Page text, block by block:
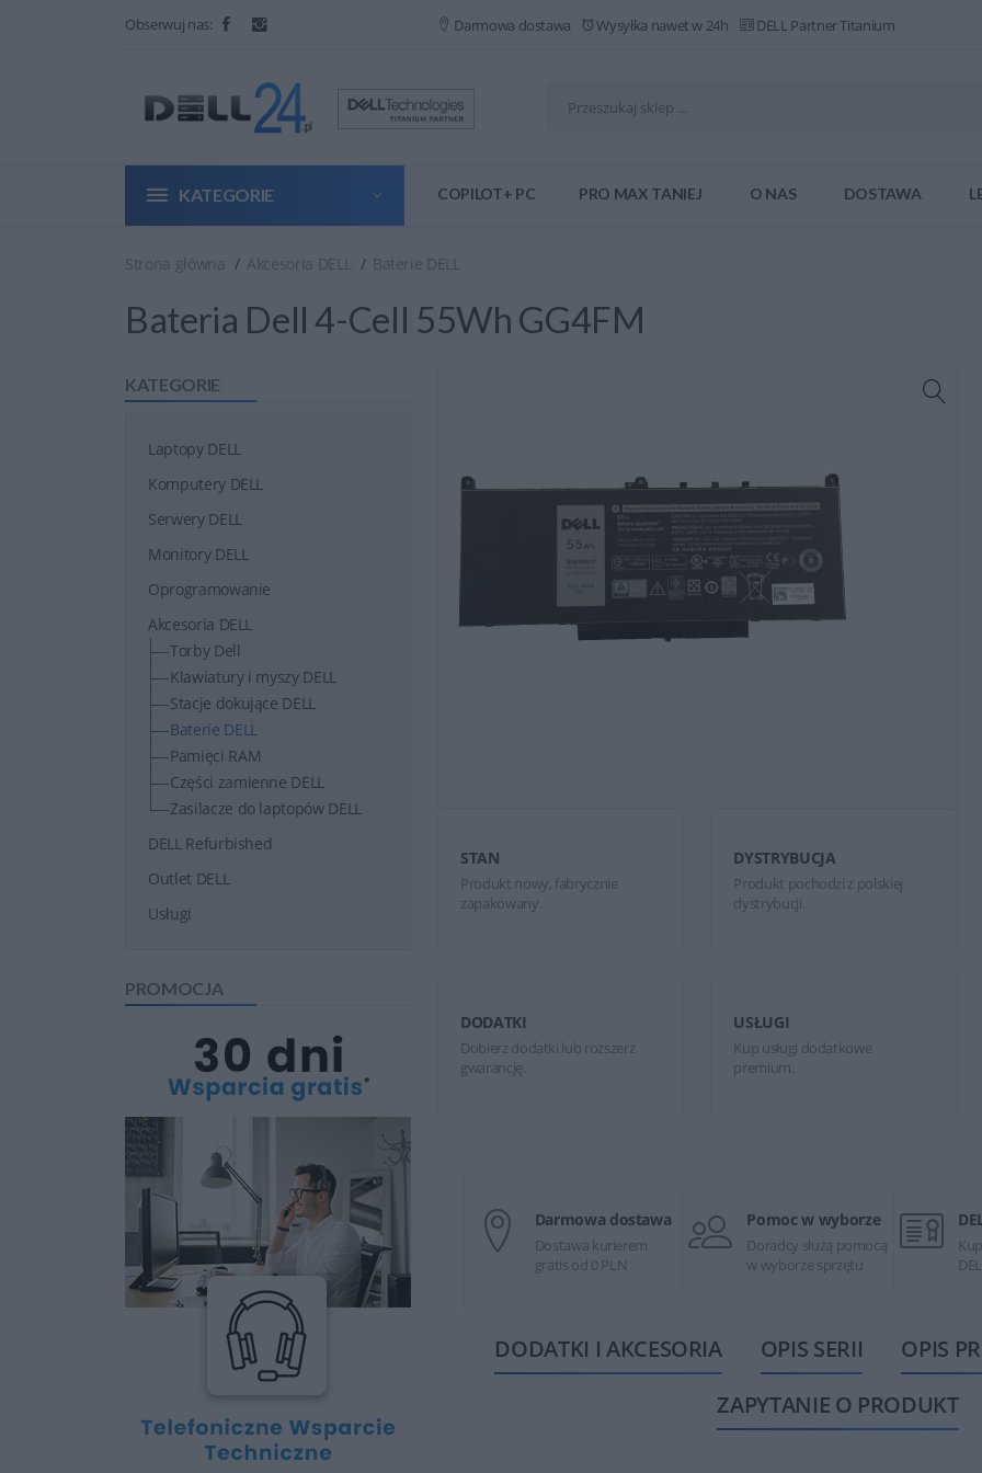
Obserwuj nas: Darmowa dostawa Wysyłka nawet w 24h DELL Partner Titanium
KATEGORIE COPILOT+ PC PRO MAX TANIEJ O NAS DOSTAWA
Strona główna Akcesoria DELL Baterie DELL
Bateria Dell 4-Cell 55Wh GG4FM
KATEGORIE
Laptopy DELL
Komputery DELL
Serwery DELL
Monitory DELL
Oprogramowanie
Akcesoria DELL
Torby Dell
Klawiatury i myszy DELL
Stacje dokujące DELL
Baterie DELL
Pamięci RAM
Części zamienne DELL
Zasilacze do laptopów DELL
DELL Refurbished
Outlet DELL
Usługi
PROMOCJA
STAN
Produkt nowy, fabrycznie
zapakowany.
DYSTRYBUCJA
Produkt pochodzi z polskiej
dystrybucji.
DODATKI
Dobierz dodatki lub rozszerz
gwarancję.
USŁUGI
Kup usługi dodatkowe
premium.
Darmowa dostawa
Dostawa kurierem
gratis od 0 PLN
Pomoc w wyborze
Doradcy służą pomocą
w wyborze sprzętu
DODATKI I AKCESORIA OPIS SERII
OPIS
ZAPYTANIE O PRODUKT